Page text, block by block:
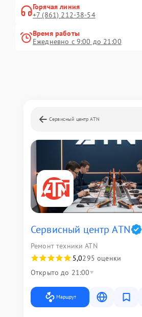
Горячая линия
+7 (861) 212-38-54
Время работы
Ежедневно с 9:00 до 21:00
Сервисный центр ATN
Сервисный центр ATN
Ремонт техники ATN
5,0295 оценки
Открыто до 21:00
Маршрут